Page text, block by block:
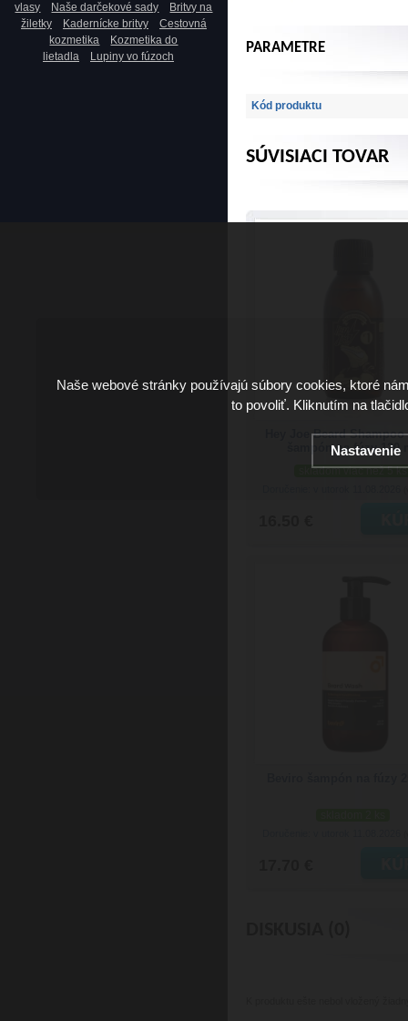
vlasy
Naše darčekové sady
Britvy na
žiletky
Kadernícke britvy
Cestovná
kozmetika
Kozmetika do
lietadla
Lupiny vo fúzoch
PARAMETRE
Kód produktu
SÚVISIACI TOVAR
Hey Joe Beard
šampón na fúzy 120
skladom viac než 5 ks
Naše webové stránky používajú súbory cookies, ktoré
to povoliť. Kliknutím na
Nastavenie